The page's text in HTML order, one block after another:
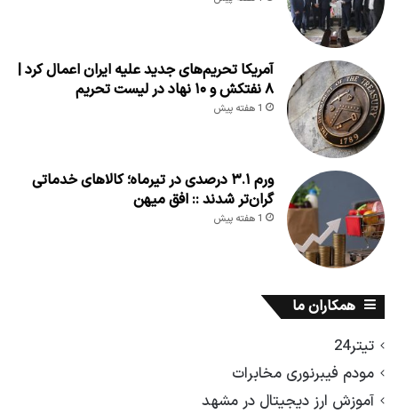
آمریکا تحریم‌های جدید علیه ایران اعمال کرد |
۸ نفتکش و ۱۰ نهاد در لیست تحریم
1 هفته پیش
ورم ۳.۱ درصدی در تیرماه؛ کالاهای خدماتی
گران‌تر شدند :: افق میهن
1 هفته پیش
همکاران ما
تیتر24
مودم فیبرنوری مخابرات
آموزش ارز دیجیتال در مشهد